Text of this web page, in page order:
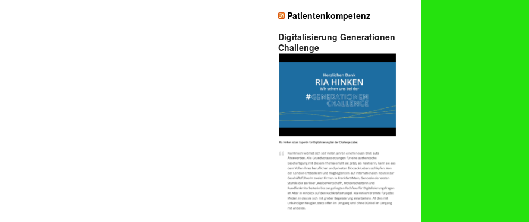
Patientenkompetenz
Digitalisierung Generationen
Challenge